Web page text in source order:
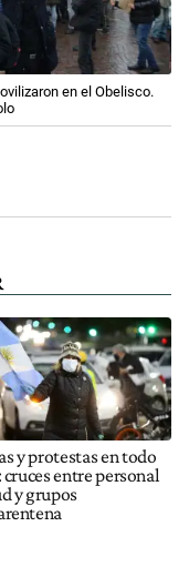
en el Obelisco.
y protestas en todo
cruces entre personal
y grupos